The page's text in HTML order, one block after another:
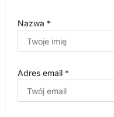
Nazwa *
Adres email *